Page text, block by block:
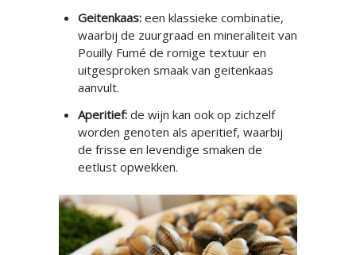
Geitenkaas: een klassieke combinatie,
waarbij de zuurgraad en mineraliteit van
Pouilly Fumé de romige textuur en
uitgesproken smaak van geitenkaas
aanvult.
Aperitief: de wijn kan ook op zichzelf
worden genoten als aperitief, waarbij
de frisse en levendige smaken de
eetlust opwekken.